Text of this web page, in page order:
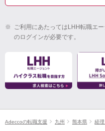
※ ご利用にあたってはLHH転職エ
のログインが必要です。
Adeccoの転職支援 九州 熊本県 経